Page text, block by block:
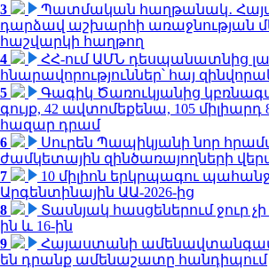
3
Պատմական հաղթանակ․
դարձավ աշխարհի առաջնության
հաշվարկի հաղթող
4
ՀՀ-ում ԱՄՆ դեսպանատնից լավ
հնարավորություններ՝ հայ
5
Գագիկ Ծառուկյանից
գույք, 42 ավտոմեքենա, 105 միլիարդ
հազար դրամ
6
Սուրեն Պապիկյանի նոր
ժամկետային զինծառայողների
7
10 միլիոն երկրպագու
Արգենտինային ԱԱ-2026-ից
8
Տասնյակ հասցեներում ջուր չի
ին և 16-ին
9
Հայաստանի
են դրանք ամենաշատը հանդիպում